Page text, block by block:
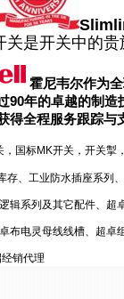
关是开关中的
霍尼韦尔作为
90年的卓越的制造
得全程服务跟踪
，国标MK开关，开关掣
存、工业防水插座系列
辑系列及其它配件、
布电灵母线线槽、超
销代理